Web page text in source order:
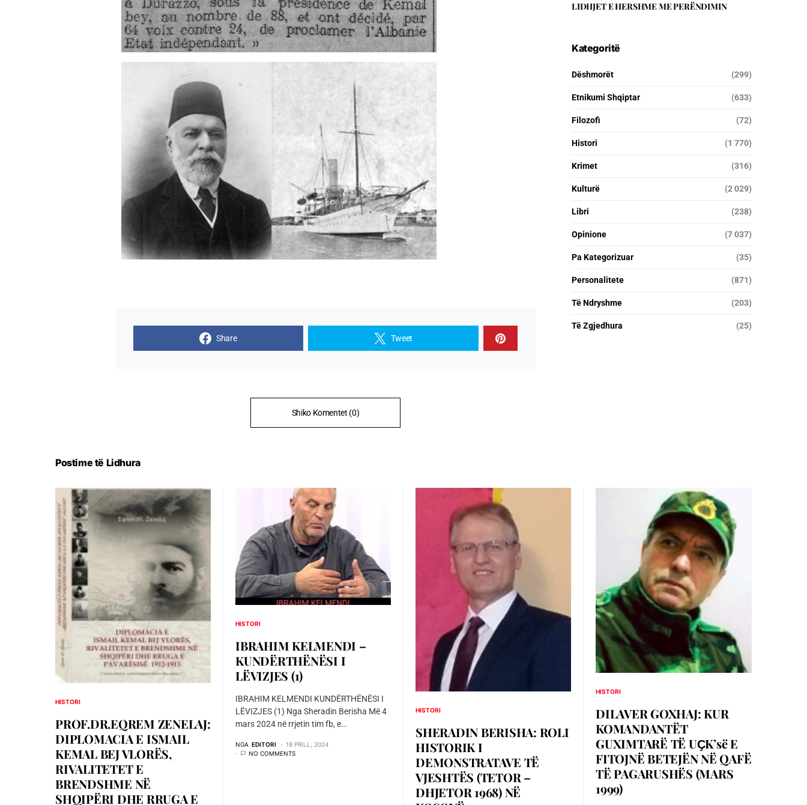
Share Tweet
Shiko Komentet (0)
LIDHJET E HERSHME ME PERËNDIMIN
Kategoritë
Dëshmorët (299)
Etnikumi Shqiptar (633)
Filozofi (72)
Histori (1 770)
Krimet (316)
Kulturë (2 029)
Libri (238)
Opinione (7 037)
Pa Kategorizuar (35)
Personalitete (871)
Të Ndryshme (203)
Të Zgjedhura (25)
Postime të Lidhura
HISTORI
PROF.DR.EQREM ZENELAJ:
DIPLOMACIA E ISMAIL
KEMAL BEJ VLORËS,
RIVALITETET E
BRENDSHME NË
SHQIPËRI DHE RRUGA E
HISTORI
IBRAHIM KELMENDI –
KUNDËRTHËNËSI I
LËVIZJES (1)
IBRAHIM KELMENDI KUNDËRTHËNËSI I
LËVIZJES (1) Nga Sheradin Berisha Më 4
mars 2024 në rrjetin tim fb, e…
NGA EDITORI
18 PRILL, 2024
NO COMMENTS
HISTORI
SHERADIN BERISHA: ROLI
HISTORIK I
DEMONSTRATAVE TË
VJESHTËS (TETOR –
DHJETOR 1968) NË
HISTORI
DILAVER GOXHAJ: KUR
KOMANDANTËT
GUXIMTARË TË UҪK’së E
FITOJNË BETEJËN NË QAFË
TË PAGARUSHËS (MARS
1999)